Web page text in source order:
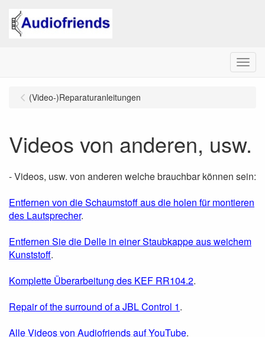
Menu
(Video-)Reparaturanleitungen
Videos von anderen, usw.
- Videos, usw. von anderen welche brauchbar können sein:
Entfernen von die Schaumstoff aus die holen für montieren
des Lautsprecher.
Entfernen Sie die Delle in einer Staubkappe aus weichem
Kunststoff.
Komplette Überarbeitung des KEF RR104.2.
Repair of the surround of a JBL Control 1.
Alle Videos von Audiofriends auf YouTube.